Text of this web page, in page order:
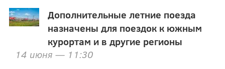
Дополнительные летние поезда
назначены для поездок к южным
курортам и в другие регионы
14 июня — 11:30